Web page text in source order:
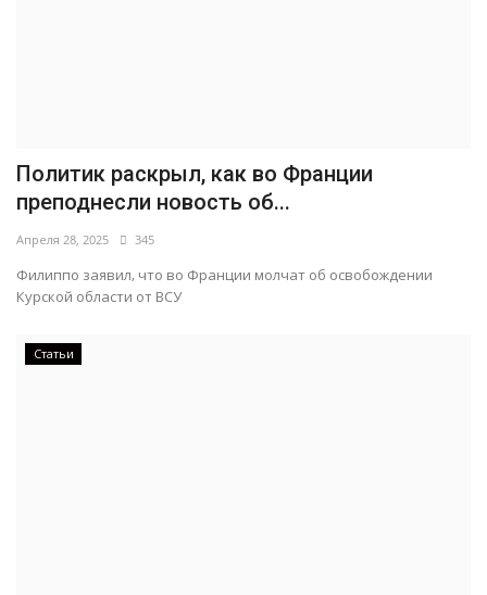
Политик раскрыл, как во Франции
преподнесли новость об...
Апреля 28, 2025 345
Филиппо заявил, что во Франции молчат об освобождении
Курской области от ВСУ
Статьи